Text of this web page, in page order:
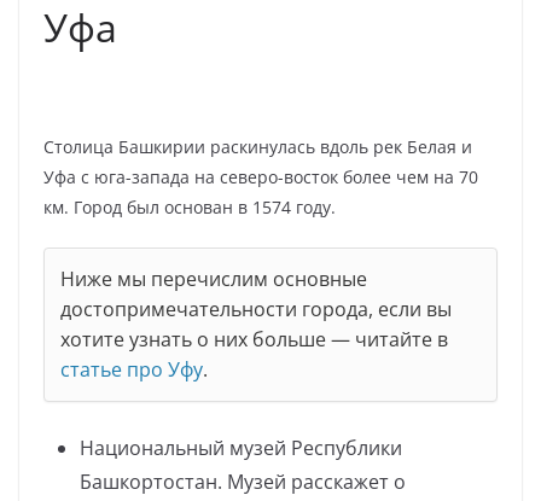
Уфа
Столица Башкирии раскинулась вдоль рек Белая и
Уфа с юга-запада на северо-восток более чем на 70
км. Город был основан в 1574 году.
Ниже мы перечислим основные
достопримечательности города, если вы
хотите узнать о них больше — читайте в
статье про Уфу.
Национальный музей Республики
Башкортостан. Музей расскажет о